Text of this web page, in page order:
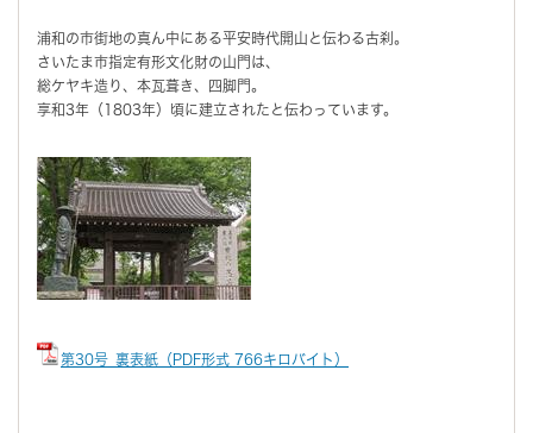
浦和の市街地の真ん中にある平安時代開山と伝わる古刹。
さいたま市指定有形文化財の山門は、
総ケヤキ造り、本瓦葺き、四脚門。
享和3年（1803年）頃に建立されたと伝わっています。
第30号_裏表紙（PDF形式 766キロバイト）